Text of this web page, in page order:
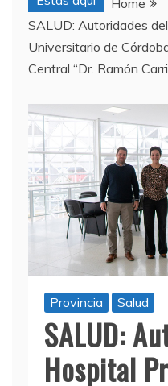
Home
SALUD: Autoridades
Universitario de
Central “Dr. Ramón
Provincia Salud
SALUD:
Hospital